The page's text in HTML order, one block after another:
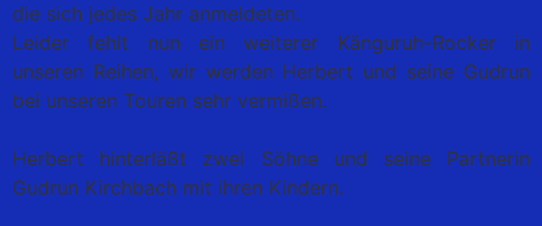
die sich jedes Jahr anmeldeten.
Leider fehlt nun ein weiterer Känguruh-Rocker in
unseren Reihen, wir werden Herbert und seine Gudrun
bei unseren Touren sehr vermißen.
Herbert hinterläßt zwei Söhne und seine Partnerin
Gudrun Kirchbach mit ihren Kindern.